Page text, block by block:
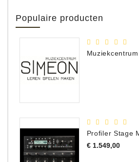
Populaire producten
Profiler Stage
€ 1.549,00Prijs